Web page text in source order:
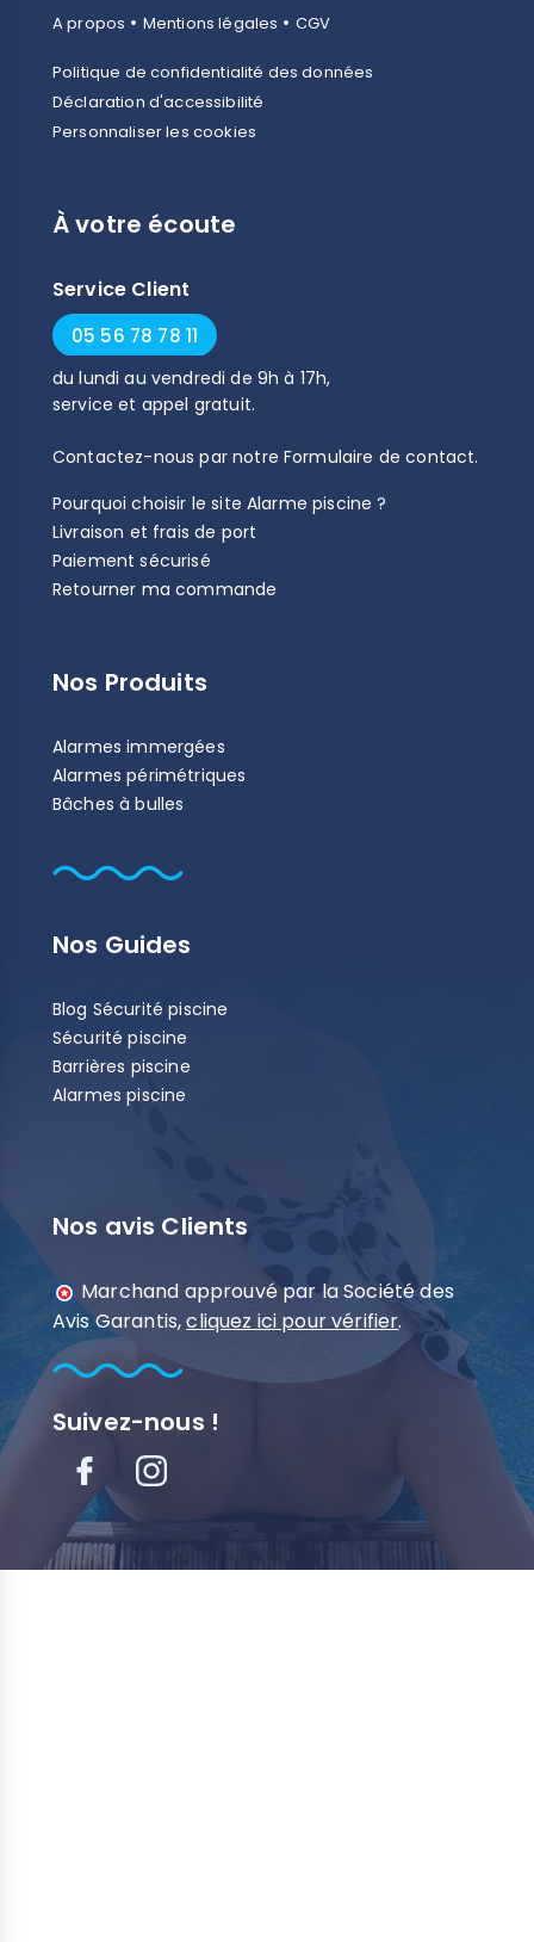
A propos • Mentions légales • CGV
Politique de confidentialité des données
Déclaration d'accessibilité
Personnaliser les cookies
À votre écoute
Service Client
05 56 78 78 11
dulundi au vendredi de 9h à 17h,
service et appel gratuit.
Contactez-nous par notre Formulaire de contact.
Pourquoi choisir le site Alarme piscine ?
Livraison et frais de port
Paiement sécurisé
Retourner ma commande
Nos Produits
Alarmes immergées
Alarmes périmétriques
Bâches à bulles
Nos Guides
Blog Sécurité piscine
Sécurité piscine
Barrières piscine
Alarmes piscine
Nos avis Clients
Marchand approuvé par la Société des
Avis Garantis,cliquez ici pour vérifier.
Suivez-nous !